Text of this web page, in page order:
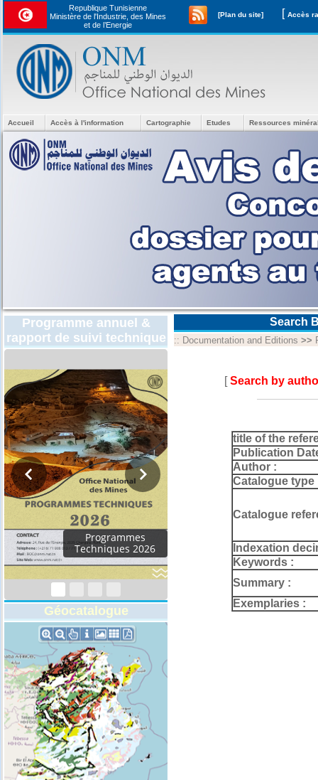
Republique Tunisienne
Ministère de l'Industrie, des Mines
et de l’Energie
[Plan du site] [
Accueil Accès à l'information Cartographie Etudes Ressources
Programme annuel &
rapport de suivi technique
Rapport d'activités
2024
Géocatalogue
Search
:: Documentation and Editions >>
[Search by
title of the
Publication
Author :
Catalogue type
Catalogue
Indexation
Keywords :
Summary :
Exemplaries :